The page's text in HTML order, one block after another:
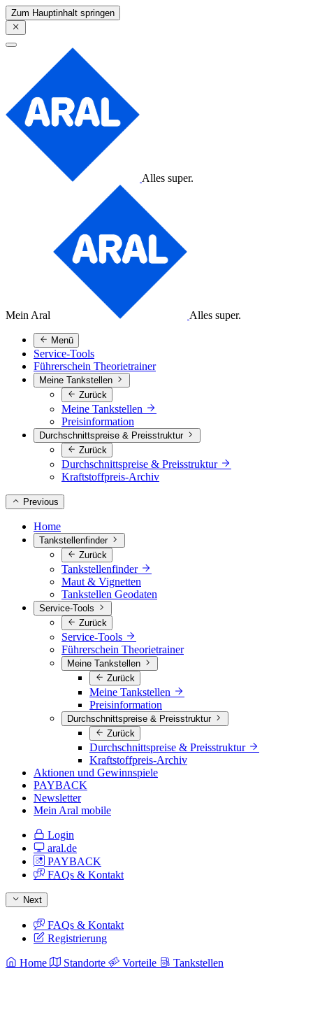
Zum Hauptinhalt springen
Alles super.
Mein Aral Alles super.
Menü
Service-Tools
Führerschein Theorietrainer
Meine Tankstellen
Zurück
Meine Tankstellen
Preisinformation
Durchschnittspreise & Preisstruktur
Zurück
Durchschnittspreise & Preisstruktur
Kraftstoffpreis-Archiv
Previous
Home
Tankstellenfinder
Zurück
Tankstellenfinder
Maut & Vignetten
Tankstellen Geodaten
Service-Tools
Zurück
Service-Tools
Führerschein Theorietrainer
Meine Tankstellen
Zurück
Meine Tankstellen
Preisinformation
Durchschnittspreise & Preisstruktur
Zurück
Durchschnittspreise & Preisstruktur
Kraftstoffpreis-Archiv
Aktionen und Gewinnspiele
PAYBACK
Newsletter
Mein Aral mobile
Login
aral.de
PAYBACK
FAQs & Kontakt
Next
FAQs & Kontakt
Registrierung
Home Standorte Vorteile Tankstellen